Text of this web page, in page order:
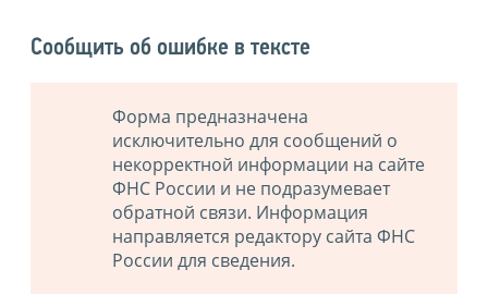
Сообщить об ошибке в тексте
Форма предназначена
исключительно для сообщений о
некорректной информации на сайте
ФНС России и не подразумевает
обратной связи. Информация
направляется редактору сайта ФНС
России для сведения.